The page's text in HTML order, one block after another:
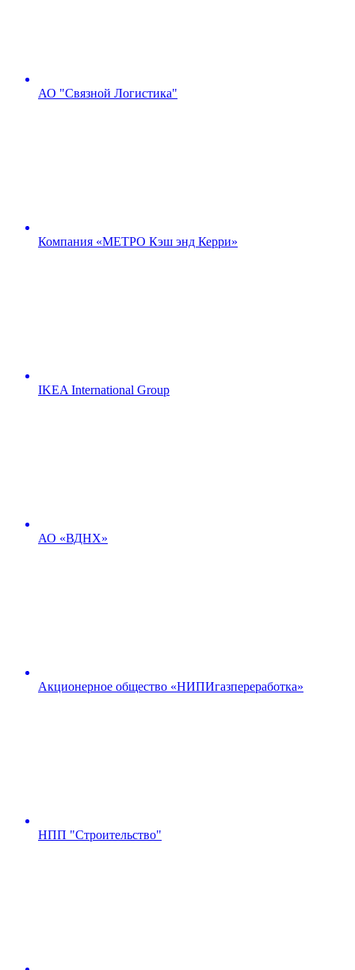
АО "Связной Логистика"
Компания «МЕТРО Кэш энд Керри»
IKEA International Group
АО «ВДНХ»
Акционерное общество «НИПИгазпереработка»
НПП "Строительство"